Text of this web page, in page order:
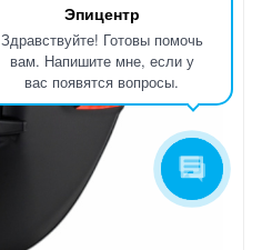
Эпицентр
Здравствуйте! Готовы помочь
вам. Напишите мне, если у
вас появятся вопросы.